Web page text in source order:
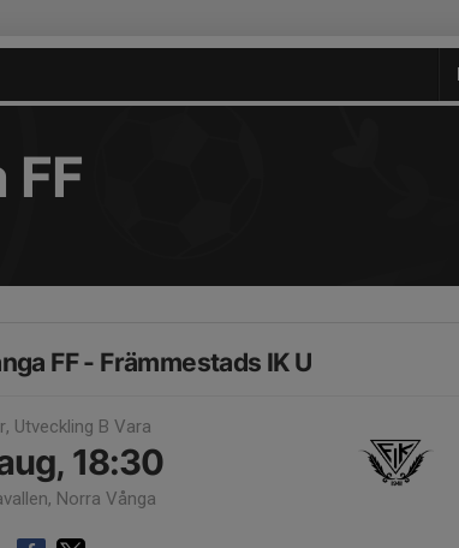
FF - Främmestads IK U
Utveckling B Vara
18:30
Norra Vånga